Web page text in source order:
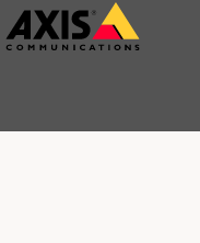
주
요